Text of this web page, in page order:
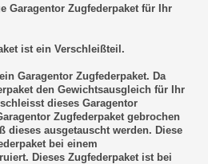
Garagentor Zugfederpaket für Ihr
ist ein Verschleißteil.
Garagentor Zugfederpaket. Da
den Gewichtsausgleich für Ihr
dieses Garagentor
Zugfederpaket gebrochen
dieses ausgetauscht werden. Diese
bei einem
Dieses Zugfederpaket ist bei